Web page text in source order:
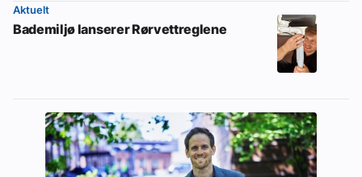
Aktuelt
Bademiljø lanserer Rørvettreglene